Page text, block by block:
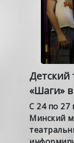
Детский
«Шаги»
С 24 по 27
Минский